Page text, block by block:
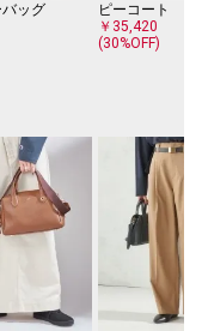
ッグ
ピーコート
￥35,420
(30%OFF)